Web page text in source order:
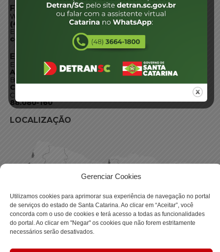
Gerenciar Cookies
Utilizamos cookies para aprimorar sua experiência de navegação no portal
de serviços do estado de Santa Catarina. Ao clicar em “Aceitar”, você
concorda com o uso de cookies e terá acesso a todas as funcionalidades
do portal. Ao clicar em "Negar" os cookies que não forem estritamente
necessários serão desativados.
FALE CONOSCO
WhatsApp:
(48) 3664-1800
E-mail:
centraldeinformacoes@detran.sc.gov.br
ENDEREÇO
Endereço:
Av. Almirante Tamandaré - 480
Bairro:
Coqueiros, Florianópolis SC
CEP:
88.080-160
LOCALIZAÇÃO